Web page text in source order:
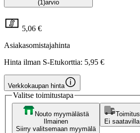
(1)arvio
5,06 €
Asiakasomistajahinta
Hinta ilman S-Etukorttia: 5,95 €
Verkkokaupan hinta
Valitse toimitustapa
Nouto myymälästä
Ilmainen
Siirry valitsemaan myymälä
Toimitus
Ei saatavilla